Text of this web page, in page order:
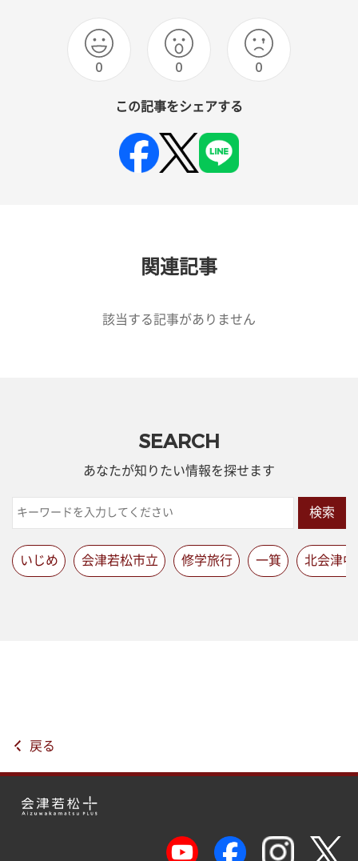
0 0 0
この記事をシェアする
関連記事
該当する記事がありません
SEARCH
あなたが知りたい情報を探せます
検索
いじめ 会津若松市立 修学旅行 一箕 北会津中
戻る